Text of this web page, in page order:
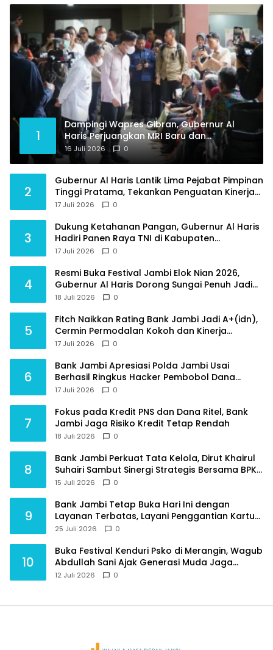
1
Dampingi Wapres Gibran, Gubernur Al
Haris Perjuangkan MRI Baru dan
Tambahan Dokter Spesialis untuk RSUD
Raden Mattaher
16 Juli 2026 0
2
Gubernur Al Haris Lantik Lima Pejabat Pimpinan
Tinggi Pratama, Tekankan Penguatan Kinerja
dan Integritas
17 Juli 2026 0
3
Dukung Ketahanan Pangan, Gubernur Al Haris
Hadiri Panen Raya TNI di Kabupaten
Tanjungjabung Timur
17 Juli 2026 0
4
Resmi Buka Festival Jambi Elok Nian 2026,
Gubernur Al Haris Dorong Sungai Penuh Jadi
Destinasi Wisata Budaya Unggulan
18 Juli 2026 0
5
Fitch Naikkan Rating Bank Jambi Jadi A+(idn),
Cermin Permodalan Kokoh dan Kinerja
Keuangan Sehat
17 Juli 2026 0
6
Bank Jambi Apresiasi Polda Jambi Usai
Berhasil Ringkus Hacker Pembobol Dana
Nasabah
17 Juli 2026 0
7
Fokus pada Kredit PNS dan Dana Ritel, Bank
Jambi Jaga Risiko Kredit Tetap Rendah
18 Juli 2026 0
8
Bank Jambi Perkuat Tata Kelola, Dirut Khairul
Suhairi Sambut Sinergi Strategis Bersama BPKP
Jambi
15 Juli 2026 0
9
Bank Jambi Tetap Buka Hari Ini dengan
Layanan Terbatas, Layani Penggantian Kartu
ATM dan Perubahan PIN
25 Juli 2026 0
10
Buka Festival Kenduri Psko di Merangin, Wagub
Abdullah Sani Ajak Generasi Muda Jaga
Budaya dan Jauhi Narkoba
12 Juli 2026 0